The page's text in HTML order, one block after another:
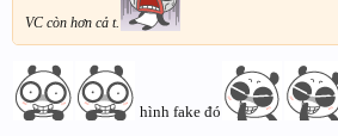
VC còn hơn cả t.
hình fake đó